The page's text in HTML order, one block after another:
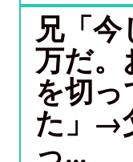
兄「
万だ。
を切っ
た」→
っ...